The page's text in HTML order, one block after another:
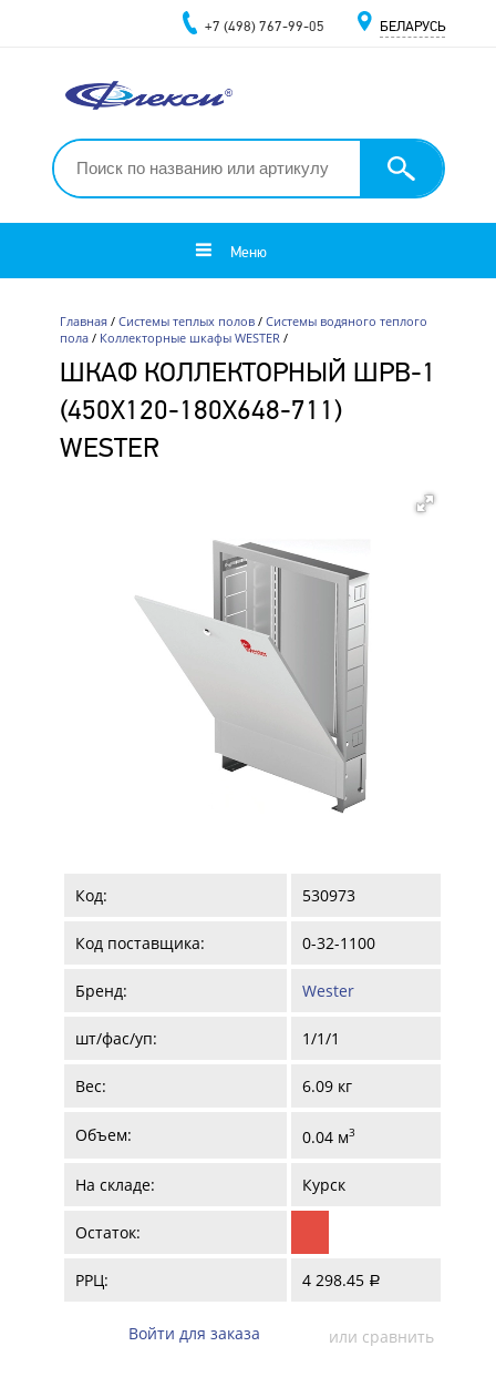
+7 (498) 767-99-05 БЕЛАРУСЬ
Меню
Главная/ Системы теплых полов/ Системы водяного теплого
пола/ Коллекторные шкафы WESTER /
ШКАФ КОЛЛЕКТОРНЫЙ ШРВ-1
(450Х120-180Х648-711)
WESTER
Код: 530973
Код поставщика: 0-32-1100
Бренд: Wester
шт/фас/уп: 1/1/1
Вес: 6.09 кг
Объем: 0.04 м3
На складе: Курск
Остаток:
РРЦ: 4 298.45 a
Войти для заказа или сравнить